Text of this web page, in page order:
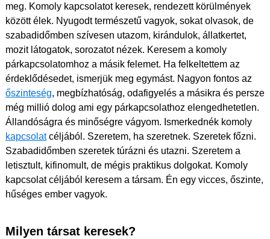
meg. Komoly kapcsolatot keresek, rendezett körülmények
között élek. Nyugodt természetű vagyok, sokat olvasok, de
szabadidőmben szívesen utazom, kirándulok, állatkertet,
mozit látogatok, sorozatot nézek. Keresem a komoly
párkapcsolatomhoz a másik felemet. Ha felkeltettem az
érdeklődésedet, ismerjük meg egymást. Nagyon fontos az
őszinteség, megbízhatóság, odafigyelés a másikra és persze
még millió dolog ami egy párkapcsolathoz elengedhetetlen.
Állandóságra és minőségre vágyom. Ismerkednék komoly
kapcsolatcéljából. Szeretem, ha szeretnek. Szeretek főzni.
Szabadidőmben szeretek túrázni és utazni. Szeretem a
letisztult, kifinomult, de mégis praktikus dolgokat. Komoly
kapcsolat céljából keresem a társam. Én egy vicces, őszinte,
hűséges ember vagyok.
Milyen társat keresek?